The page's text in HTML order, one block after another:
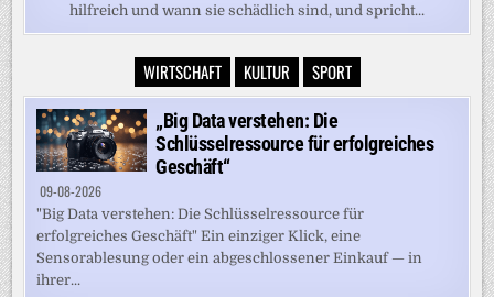
hilfreich und wann sie schädlich sind, und spricht...
WIRTSCHAFT KULTUR SPORT
„Big Data verstehen: Die
Schlüsselressource für erfolgreiches
Geschäft“
09-08-2026
"Big Data verstehen: Die Schlüsselressource für
erfolgreiches Geschäft" Ein einziger Klick, eine
Sensorablesung oder ein abgeschlossener Einkauf — in
ihrer...